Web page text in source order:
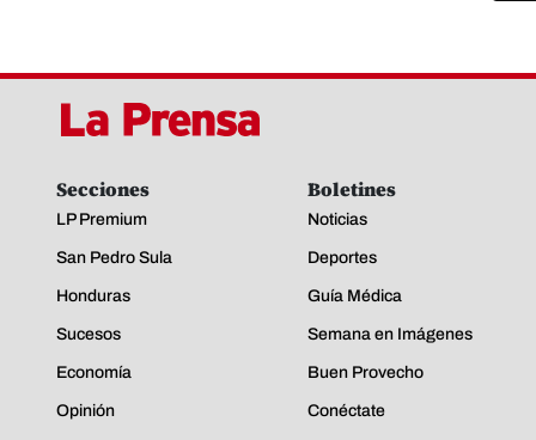
Secciones
LP Premium
San Pedro Sula
Honduras
Sucesos
Economía
Opinión
Boletines
Noticias
Deportes
Guía Médica
Semana en Imágenes
Buen Provecho
Conéctate